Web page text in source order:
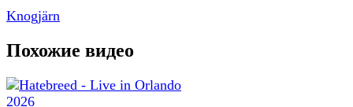
Knogjärn
Похожие видео